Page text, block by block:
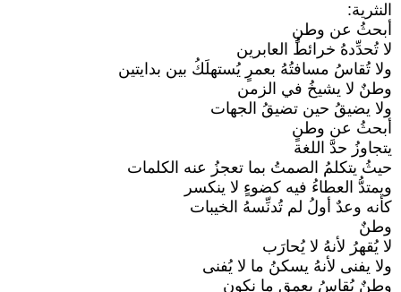
النثرية:
أبحثُ عن وطنٍ
لا تُحدِّدهُ خرائطُ العابرين
ولا تُقاسُ مسافتُهُ بعمرٍ يُستهلَكُ بين بدايتين
وطنٌ لا يشيخُ في الزمن
ولا يضيقُ حين تضيقُ الجهات
أبحثُ عن وطنٍ
يتجاوزُ حدَّ اللغة
حيثُ يتكلمُ الصمتُ بما تعجزُ عنه الكلمات
ويمتدُّ العطاءُ فيه كضوءٍ لا ينكسر
كأنه وعدٌ أولُ لم تُدنِّسهُ الخيبات
وطنٌ
لا يُقهرُ لأنهُ لا يُحارَب
ولا يفنى لأنهُ يسكنُ ما لا يُفنى
وطنٌ يُقاسُ بعمقِ ما نكون